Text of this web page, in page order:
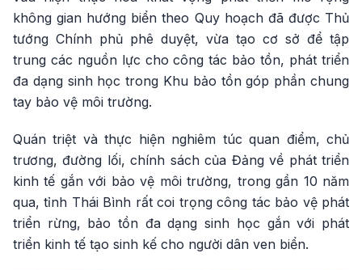
không gian hướng biển theo Quy hoạch đã được Thủ
tướng Chính phủ phê duyệt, vừa tạo cơ sở để tập
trung các nguồn lực cho công tác bảo tồn, phát triển
đa dạng sinh học trong Khu bảo tồn góp phần chung
tay bảo vệ môi trường.
Quán triệt và thực hiện nghiêm túc quan điểm, chủ
trương, đường lối, chính sách của Đảng về phát triển
kinh tế gắn với bảo vệ môi trường, trong gần 10 năm
qua, tỉnh Thái Bình rất coi trọng công tác bảo vệ phát
triển rừng, bảo tồn đa dạng sinh học gắn với phát
triển kinh tế tạo sinh kế cho người dân ven biển.